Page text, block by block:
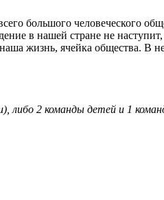
большого человеческого
в нашей стране не
жизнь, ячейка общества. В
либо 2 команды детей и 1